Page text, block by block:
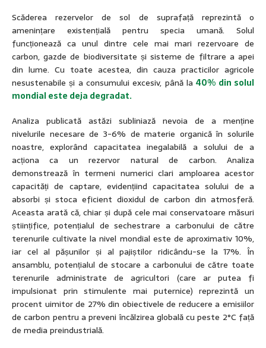
Scăderea rezervelor de sol de suprafață reprezintă o
amenințare existențială pentru specia umană. Solul
funcționează ca unul dintre cele mai mari rezervoare de
carbon, gazde de biodiversitate și sisteme de filtrare a apei
din lume. Cu toate acestea, din cauza practicilor agricole
nesustenabile și a consumului excesiv, până la40% din solul
mondial este deja degradat.
Analiza publicată astăzi subliniază nevoia de a menține
nivelurile necesare de 3-6% de materie organică în solurile
noastre, explorând capacitatea inegalabilă a solului de a
acționa ca un rezervor natural de carbon. Analiza
demonstrează în termeni numerici clari amploarea acestor
capacități de captare, evidențiind capacitatea solului de a
absorbi și stoca eficient dioxidul de carbon din atmosferă.
Aceasta arată că, chiar și după cele mai conservatoare măsuri
științifice, potențialul de sechestrare a carbonului de către
terenurile cultivate la nivel mondial este de aproximativ 10%,
iar cel al pășunilor și al pajiștilor ridicându-se la 17%. În
ansamblu, potențialul de stocare a carbonului de către toate
terenurile administrate de agricultori (care ar putea fi
impulsionat prin stimulente mai puternice) reprezintă un
procent uimitor de 27% din obiectivele de reducere a emisiilor
de carbon pentru a preveni încălzirea globală cu peste 2°C față
de media preindustrială.